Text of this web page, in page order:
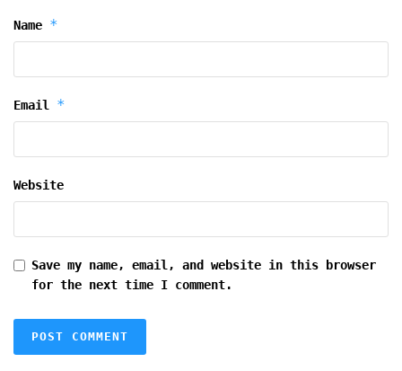
Name *
Email *
Website
Save my name, email, and website in this browser
for the next time I comment.